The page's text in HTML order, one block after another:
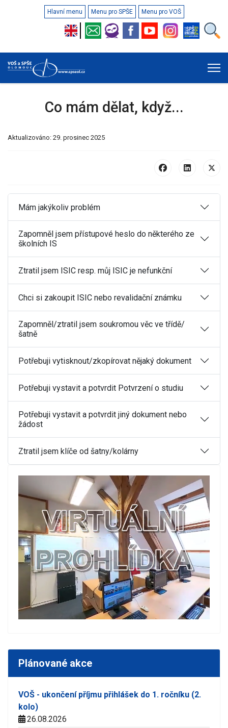
Hlavní menu Menu pro SPŠE Menu pro VOŠ
Co mám dělat, když...
Aktualizováno: 29. prosinec 2025
Mám jakýkoliv problém
Zapomněl jsem přístupové heslo do některého ze
školních IS
Ztratil jsem ISIC resp. můj ISIC je nefunkční
Chci si zakoupit ISIC nebo revalidační známku
Zapomněl/ztratil jsem soukromou věc ve třídě/
šatně
Potřebuji vytisknout/zkopírovat nějaký dokument
Potřebuji vystavit a potvrdit Potvrzení o studiu
Potřebuji vystavit a potvrdit jiný dokument nebo
žádost
Ztratil jsem klíče od šatny/kolárny
Plánované akce
VOŠ - ukončení příjmu přihlášek do 1. ročníku (2.
kolo)
26.08.2026